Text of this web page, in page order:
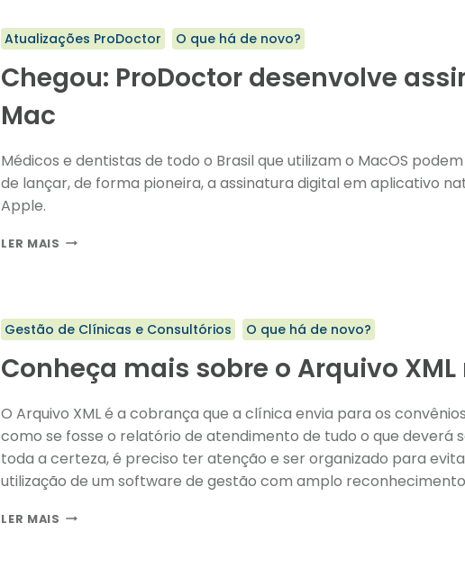
RESOLUÇÃO
CFM
E
Atualizações ProDoctor O que há de novo?
Chegou: ProDoctor desenvolve
Mac
Médicos e dentistas de todo o Brasil que utilizam o MacOS podem comemorar. A ProDoctor acaba
de lançar, de forma pioneira, a assinatura digital em aplicativo
Apple.
LER MAIS CHEGOU:
NO
Gestão de Clínicas e Consultórios O que há de novo?
Conheça mais sobre o Arquivo
O Arquivo XML é a cobrança que a clínica envia para os
como se fosse o relatório de atendimento de tudo o que deverá
toda a certeza, é preciso ter atenção e ser organizado para
utilização de um software de gestão com amplo
LER MAIS CONHEÇA